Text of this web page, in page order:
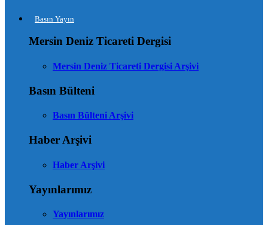
Basın Yayın
Mersin Deniz Ticareti Dergisi
Mersin Deniz Ticareti Dergisi Arşivi
Basın Bülteni
Basın Bülteni Arşivi
Haber Arşivi
Haber Arşivi
Yayınlarımız
Yayınlarımız